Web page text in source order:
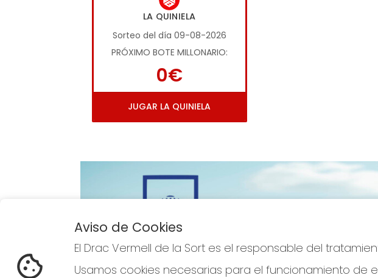
LA QUINIELA
Sorteo del día 09-08-2026
PRÓXIMO BOTE MILLONARIO:
0€
JUGAR LA QUINIELA
Aviso de Cookies
El Drac Vermell de la Sort es el responsable del
Usamos cookies necesarias para el funcionamiento de